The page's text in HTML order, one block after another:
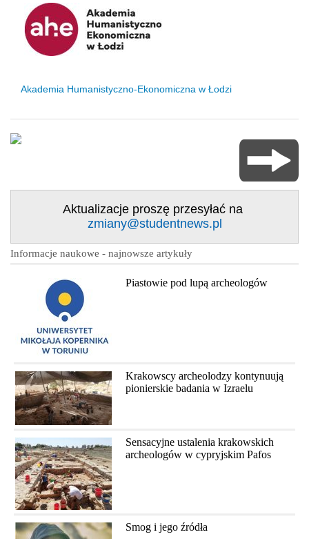
Akademia Humanistyczno-Ekonomiczna w Łodzi
Aktualizacje proszę przesyłać na
zmiany@studentnews.pl
Informacje naukowe - najnowsze artykuły
Piastowie pod lupą archeologów
Krakowscy archeolodzy kontynuują
pionierskie badania w Izraelu
Sensacyjne ustalenia krakowskich
archeologów w cypryjskim Pafos
Smog i jego źródła